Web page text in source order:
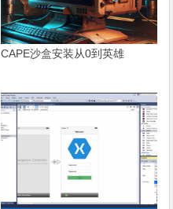
CAPE沙盒安装从0到英雄